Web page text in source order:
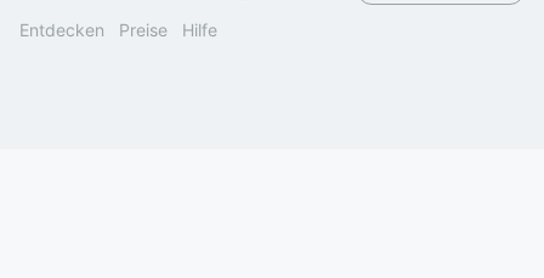
Entdecken Preise Hilfe